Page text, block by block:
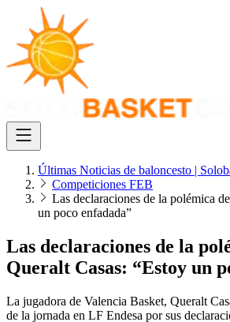
Últimas Noticias de baloncesto |
Competiciones FEB
Las declaraciones de la polémica
un poco enfadada”
Las declaraciones de la
Queralt Casas: “Estoy un
La jugadora de Valencia Basket, Queralt
de la jornada en LF Endesa por sus